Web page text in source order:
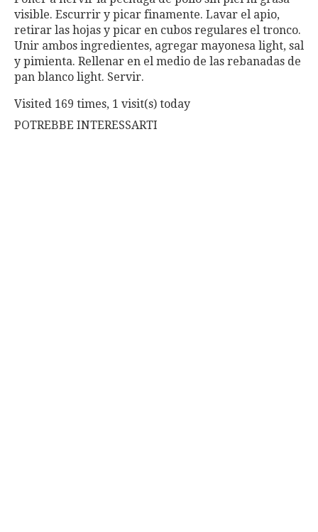
visible. Escurrir y picar finamente. Lavar el apio,
retirar las hojas y picar en cubos regulares el tronco.
Unir ambos ingredientes, agregar mayonesa light, sal
y pimienta. Rellenar en el medio de las rebanadas de
pan blanco light. Servir.
Visited 169 times, 1 visit(s) today
POTREBBE INTERESSARTI